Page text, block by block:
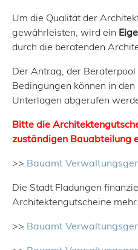
Um die Qualität der
gewährleisten, wird ein
durch die beratenden
Der Antrag, der Beraterpool
Bedingungen können in
Unterlagen abgerufen
Bitte die
zuständigen Bauabteilung
>> Bauamt
Die Stadt Fladungen
Architektengutscheine mehr.
>> Bauamt